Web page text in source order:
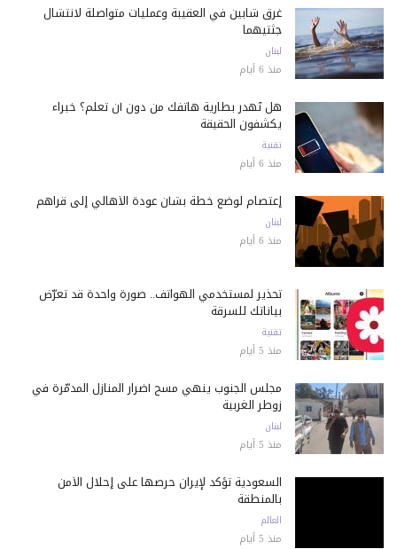
غرق شابين في العقيبة وعمليات متواصلة لانتشال
جثتيهما
لبنان
منذ 6 أيام
هل تُهدر بطارية هاتفك من دون أن تعلم؟ خبراء
يكشفون الحقيقة
تقنية
منذ 6 أيام
إعتصام لوضع خطة بشأن عودة الأهالي إلى قراهم
لبنان
منذ 6 أيام
تحذير لمستخدمي الهواتف.. صورة واحدة قد تعرّض
بياناتك للسرقة
تقنية
منذ 5 أيام
مجلس الجنوب ينهي مسح أضرار المنازل المدمّرة في
زوطر الغربية
لبنان
منذ 5 أيام
السعودية تؤكد لإيران حرصها على إحلال الأمن
بالمنطقة
العالم
منذ 5 أيام